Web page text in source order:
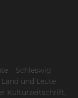
– Schleswig-
und Leute
Kulturzeitschrift,